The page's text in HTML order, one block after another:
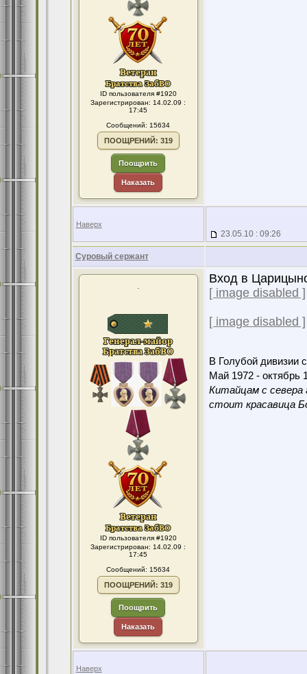
ID пользователя #1920
Зарегистрирован: 14.02.09 :
17:45
Сообщений: 15634
ПООЩРЕНИЙ: 319
Поощрить
Наказать
Наверх
23.05.10 : 09:26
Суровый сержант
.
ID пользователя #1920
Зарегистрирован: 14.02.09 :
17:45
Сообщений: 15634
ПООЩРЕНИЙ: 319
Поощрить
Наказать
Вход в
[ image disabled ]
[ image disabled ]
В Голубой дивизии
Май 1972 - октябрь
Китайцам с севера
стоит красавица
Наверх